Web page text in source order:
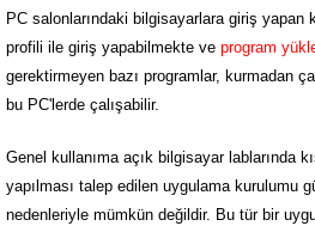
PC salonlarındaki bilgisayarlara giriş yapan
profili ile giriş yapabilmekte ve program
gerektirmeyen bazı programlar, kurmadan
bu PC'lerde çalışabilir.
Genel kullanıma açık bilgisayar lablarında
yapılması talep edilen uygulama kurulumu
nedenleriyle mümkün değildir. Bu tür bir